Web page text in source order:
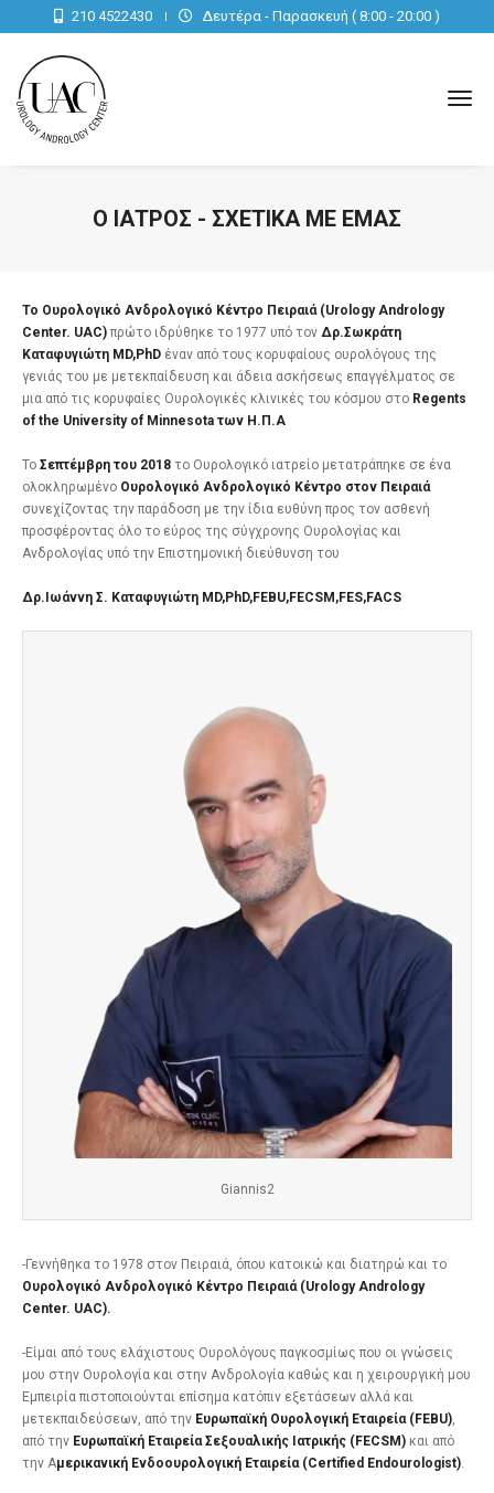
210 4522430 Δευτέρα - Παρασκευή ( 8:00 - 20:00 )
Ο ΙΑΤΡΌΣ - ΣΧΕΤΙΚΆ ΜΕ ΕΜΆΣ
Το Ουρολογικό Ανδρολογικό Κέντρο Πειραιά (Urology Andrology
Center. UAC) πρώτο ιδρύθηκε το 1977 υπό τον Δρ.Σωκράτη
Καταφυγιώτη MD,PhD έναν από τους κορυφαίους ουρολόγους της
γενιάς του με μετεκπαίδευση και άδεια ασκήσεως επαγγέλματος σε
μια από τις κορυφαίες Ουρολογικές κλινικές του κόσμου στο Regents
of the University of Minnesota των Η.Π.Α
To Σεπτέμβρη του 2018 το Ουρολογικό ιατρείο μετατράπηκε σε ένα
ολοκληρωμένο Ουρολογικό Ανδρολογικό Κέντρο στον Πειραιά
συνεχίζοντας την παράδοση με την ίδια ευθύνη προς τον ασθενή
προσφέροντας όλο το εύρος της σύγχρονης Ουρολογίας και
Ανδρολογίας υπό την Επιστημονική διεύθυνση του
Δρ.Ιωάννη Σ. Καταφυγιώτη MD,PhD,FEBU,FECSM,FES,FACS
Giannis2
-Γεννήθηκα το 1978 στον Πειραιά, όπου κατοικώ και διατηρώ και το
Ουρολογικό Ανδρολογικό Κέντρο Πειραιά (Urology Andrology
Center. UAC).
-Είμαι από τους ελάχιστους Ουρολόγους παγκοσμίως που οι γνώσεις
μου στην Ουρολογία και στην Ανδρολογία καθώς και η χειρουργική μου
Εμπειρία πιστοποιούνται επίσημα κατόπιν εξετάσεων αλλά και
μετεκπαιδεύσεων, από την Ευρωπαϊκή Ουρολογική Εταιρεία (FEBU)
από την Ευρωπαϊκή Εταιρεία Σεξουαλικής Ιατρικής (FECSM) και από
την Αμερικανική Ενδοουρολογική Εταιρεία (Certified Endourologist)